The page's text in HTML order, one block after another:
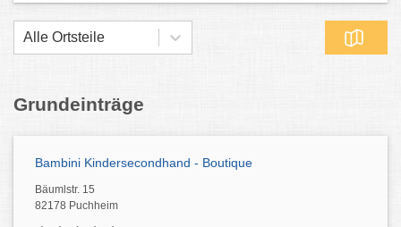
Alle Ortsteile
Grundeinträge
Bambini Kindersecondhand - Boutique
Bäumlstr. 15
82178 Puchheim